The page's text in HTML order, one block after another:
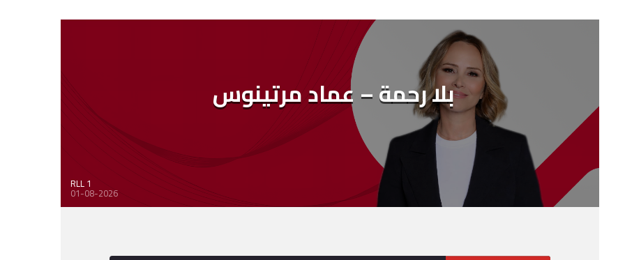
EMBED
بلا رحمة – عماد مرتينوس
RLL 1
01-08-2026